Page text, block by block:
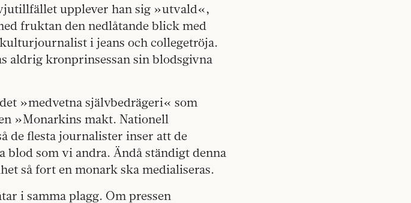
upplever han sig »utvald«,
fruktan den nedlåtande blick med
i jeans och ­collegetröja.
aldrig kronprinsessan sin blodsgivna
»medvetna självbedrägeri« som
»Monarkins makt. Nationell
de flesta journalister inser att de
som vi andra. Ändå ständigt denna
så fort en monark ska medialiseras.
i samma plagg. Om pressen